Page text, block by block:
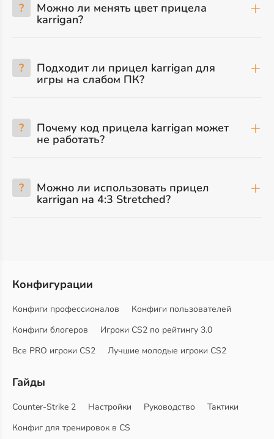
? Можно ли менять цвет прицела
karrigan?
? Подходит ли прицел karrigan для
игры на слабом ПК?
? Почему код прицела karrigan может
не работать?
? Можно ли использовать прицел
karrigan на 4:3 Stretched?
Конфигурации
Конфиги профессионалов
Конфиги пользователей
Конфиги блогеров
Игроки CS2 по рейтингу 3.0
Все PRO игроки CS2
Лучшие молодые игроки CS2
Гайды
Counter-Strike 2 Настройки Руководство
Тактики
Конфиг для тренировок в CS